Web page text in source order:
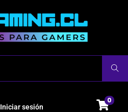
Buscar
Iniciar sesión
0